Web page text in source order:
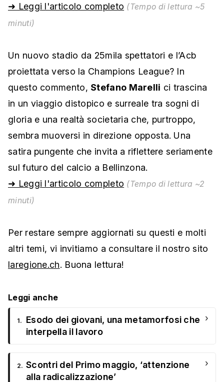
➜ Leggi l'articolo completo (Tempo di lettura ~5
minuti)
Un nuovo stadio da 25mila spettatori e l’Acb
proiettata verso la Champions League? In
questo commento, Stefano Marelli ci trascina
in un viaggio distopico e surreale tra sogni di
gloria e una realtà societaria che, purtroppo,
sembra muoversi in direzione opposta. Una
satira pungente che invita a riflettere seriamente
sul futuro del calcio a Bellinzona.
➜ Leggi l'articolo completo (Tempo di lettura ~2
minuti)
Per restare sempre aggiornati su questi e molti
altri temi, vi invitiamo a consultare il nostro sito
laregione.ch. Buona lettura!
Leggi anche
1.
Esodo dei giovani, una metamorfosi che
interpella il lavoro
›
2. Scontri del Primo maggio, ‘attenzione
alla radicalizzazione’
›